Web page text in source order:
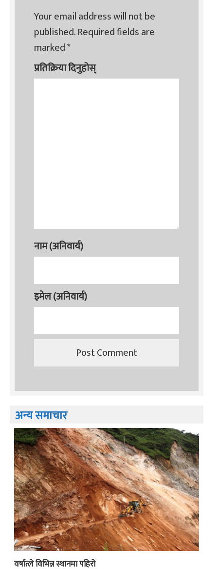
Your email address will not be
published.Required fields are
marked*
प्रतिक्रिया दिनुहोस्
नाम (अनिवार्य)
इमेल (अनिवार्य)
अन्य समाचार
वर्षात्ले विभिन्न स्थानमा पहिरो